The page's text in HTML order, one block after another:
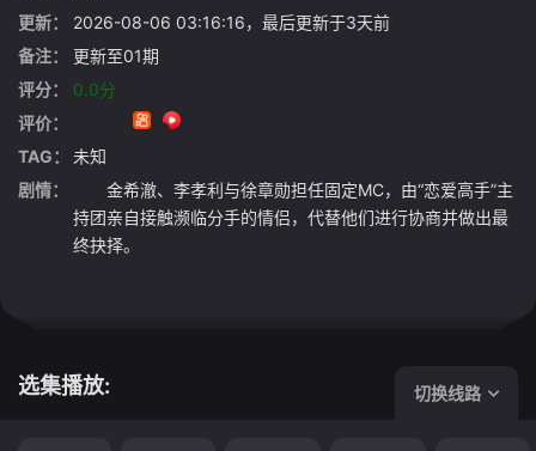
更新：
2026-08-06 03:16:16，最后更新于3天前
备注：
更新至01期
评分：
0.0分
评价：
TAG：
未知
剧情：
金希澈、李孝利与徐章勋担任固定MC，由“恋爱高手”主
持团亲自接触濒临分手的情侣，代替他们进行协商并做出最
终抉择。
选集播放: 切换线路